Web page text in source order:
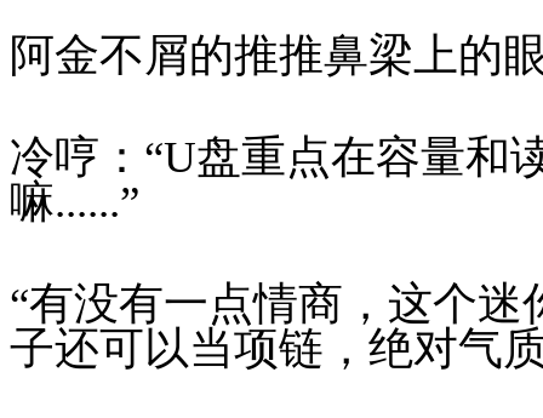
阿金不屑的推推鼻梁上的
冷哼：“U盘重点在容量和
嘛......”
“有没有一点情商，这个
子还可以当项链，绝对气